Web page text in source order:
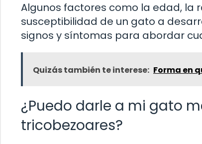
Algunos factores como la edad, la
susceptibilidad de un gato a
signos y síntomas para abordar
Quizás también te interese: Forma en
¿Puedo darle a mi gato
tricobezoares?